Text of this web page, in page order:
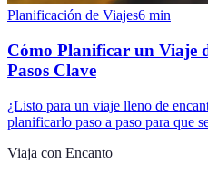
Planificación de Viajes6 min
Cómo Planificar un Viaje
Pasos Clave
¿Listo para un viaje lleno de
planificarlo paso a paso para que
Viaja con Encanto